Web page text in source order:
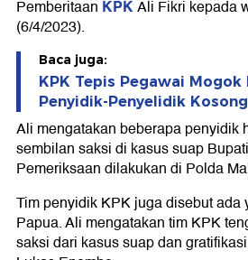
Pemberitaan KPKAli Fikri kepada
(6/4/2023).
Baca juga:
KPK Tepis Pegawai
Penyidik-Penyelidik Kosong
Ali mengatakan beberapa penyidik
sembilan saksi di kasus suap
Pemeriksaan dilakukan di Polda
Tim penyidik KPK juga disebut ada
Papua. Ali mengatakan tim KPK
saksi dari kasus suap dan